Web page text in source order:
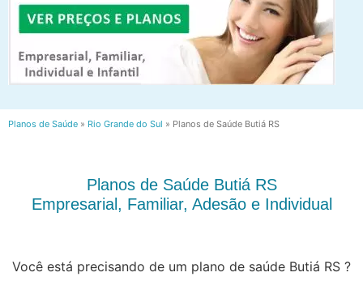
Planos de Saúde » Rio Grande do Sul » Planos de Saúde Butiá RS
Planos de Saúde Butiá RS
Empresarial, Familiar, Adesão e Individual
Você está precisando de um plano de saúde Butiá RS ?